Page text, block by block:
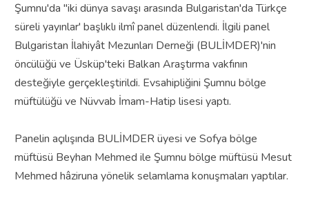
Şumnu'da "iki dünya savaşı arasında Bulgaristan'da Türkçe
süreli yayınlar' başlıklı ilmî panel düzenlendi. İlgili panel
Bulgaristan İlahiyât Mezunları Derneği (BULİMDER)'nin
öncülüğü ve Üsküp'teki Balkan Araştırma vakfının
desteğiyle gerçekleştirildi. Evsahipliğini Şumnu bölge
müftülüğü ve Nüvvab İmam-Hatip lisesi yaptı.
Panelin açılışında BULİMDER üyesi ve Sofya bölge
müftüsü Beyhan Mehmed ile Şumnu bölge müftüsü Mesut
Mehmed hâziruna yönelik selamlama konuşmaları yaptılar.